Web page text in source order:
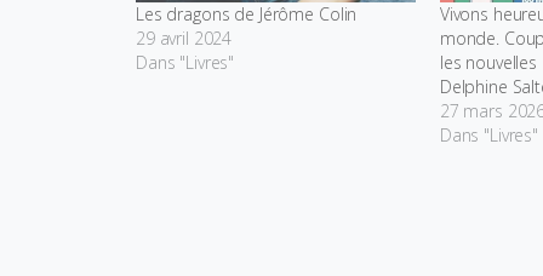
Les dragons de Jérôme Colin
29 avril 2024
Dans "Livres"
Vivons
monde.
les
Delphine
27 mars
Dans "Livres"